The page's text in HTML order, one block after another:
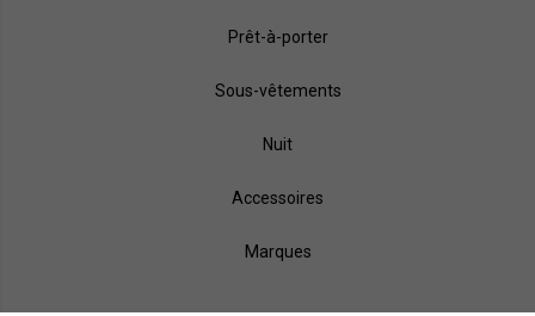
Prêt-à-porter
Sous-vêtements
Nuit
Accessoires
Marques